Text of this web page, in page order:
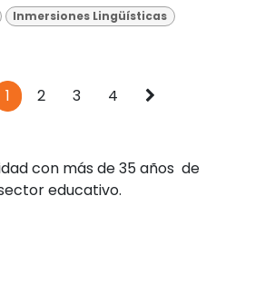
Inmersiones Lingüísticas
1 2 3
4
con más de 35 años de
educativo.